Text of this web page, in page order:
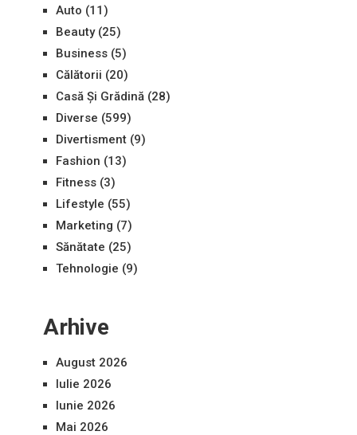
Auto (11)
Beauty(25)
Business(5)
Călătorii (20)
Casă Și Grădină(28)
Diverse (599)
Divertisment(9)
Fashion (13)
Fitness(3)
Lifestyle (55)
Marketing (7)
Sănătate (25)
Tehnologie (9)
Arhive
August 2026
Iulie 2026
Iunie 2026
Mai 2026